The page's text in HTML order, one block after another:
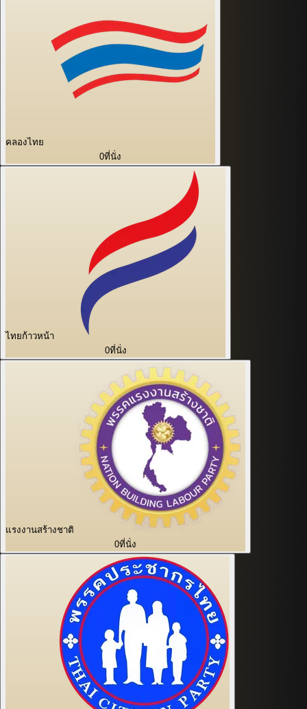
คลองไทย
0ที่นั่ง
ไทยก้าวหน้า
0ที่นั่ง
แรงงานสร้างชาติ
0ที่นั่ง